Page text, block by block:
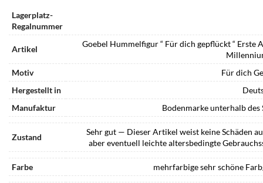
Lagerplatz-
Regalnummer
Artikel
Goebel Hummelfigur “ Für dich gepflückt “ Erste
Motiv
Für dich
Hergestellt in
Manufaktur
Bodenmarke unterhalb des
Zustand
Sehr gut — Dieser Artikel weist keine Schäden
aber eventuell leichte altersbedingte
Farbe mehrfarbige sehr schöne